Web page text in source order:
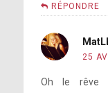
RÉPONDRE
25
Oh le rêve